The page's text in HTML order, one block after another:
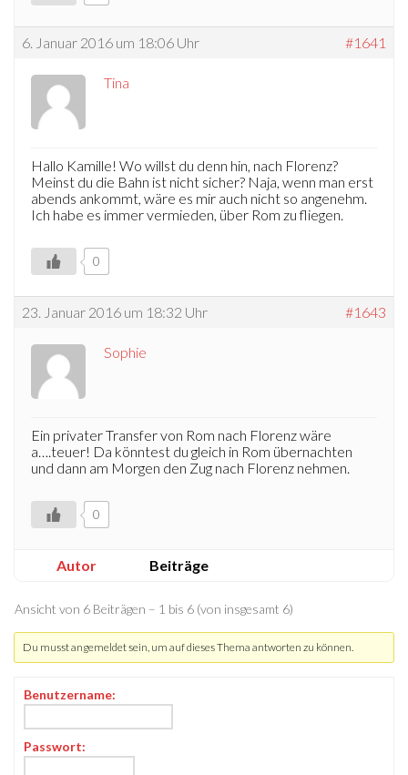
6. Januar 2016 um 18:06 Uhr #1641
Tina
Hallo Kamille! Wo willst du denn hin, nach Florenz?
Meinst du die Bahn ist nicht sicher? Naja, wenn man erst
abends ankommt, wäre es mir auch nicht so angenehm.
Ich habe es immer vermieden, über Rom zu fliegen.
0
23. Januar 2016 um 18:32 Uhr #1643
Sophie
Ein privater Transfer von Rom nach Florenz wäre
a….teuer! Da könntest du gleich in Rom übernachten
und dann am Morgen den Zug nach Florenz nehmen.
0
Autor Beiträge
Ansicht von 6 Beiträgen – 1 bis 6 (von insgesamt 6)
Du musst angemeldet sein, um auf dieses Thema antworten zu können.
Benutzername:
Passwort: